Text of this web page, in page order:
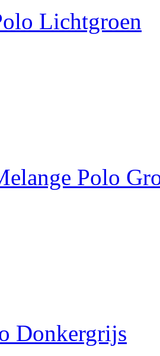
Lichtgroen
Polo
Donkergrijs